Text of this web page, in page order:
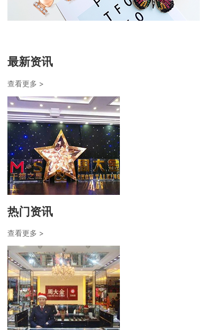
最新资讯
查看更多 >
热门资讯
查看更多 >